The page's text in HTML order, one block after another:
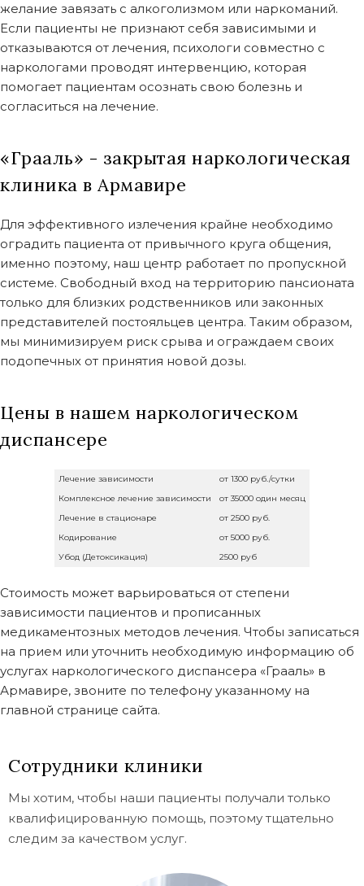
желание завязать с алкоголизмом или наркоманий.
Если пациенты не признают себя зависимыми и
отказываются от лечения, психологи совместно с
наркологами проводят интервенцию, которая
помогает пациентам осознать свою болезнь и
согласиться на лечение.
«Грааль» - закрытая наркологическая
клиника в Армавире
Для эффективного излечения крайне необходимо
оградить пациента от привычного круга общения,
именно поэтому, наш центр работает по пропускной
системе. Свободный вход на территорию пансионата
только для близких родственников или законных
представителей постояльцев центра. Таким образом,
мы минимизируем риск срыва и ограждаем своих
подопечных от принятия новой дозы.
Цены в нашем наркологическом
диспансере
Лечение зависимости
от 1300 руб./сутки
Комплексное лечение зависимости
от 35000 один месяц
Лечение в стационаре
от 2500 руб.
Кодирование
от 5000 руб.
Убод (Детоксикация)
2500 руб
Стоимость может варьироваться от степени
зависимости пациентов и прописанных
медикаментозных методов лечения. Чтобы записаться
на прием или уточнить необходимую информацию об
услугах наркологического диспансера «Грааль» в
Армавире, звоните по телефону указанному на
главной странице сайта.
Сотрудники клиники
Мы хотим, чтобы наши пациенты получали только
квалифицированную помощь, поэтому тщательно
следим за качеством услуг.